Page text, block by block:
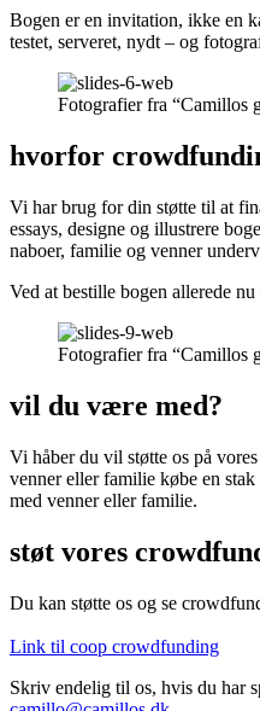
Bogen er en invitation, ikke en
testet, serveret, nydt – og
Fotografier fra “Camillos
hvorfor
Vi har brug for din støtte til at
essays, designe og illustrere
naboer, familie og venner
Ved at bestille bogen allerede
Fotografier fra “Camillos
vil du være med?
Vi håber du vil støtte os på
venner eller familie købe en
med venner eller familie.
støt vores
Du kan støtte os og se
Link til coop crowdfunding
Skriv endelig til os, hvis du har